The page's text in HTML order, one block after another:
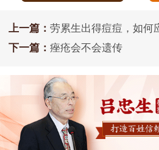
上一篇： 劳累生出得痘痘，如何
下一篇： 痤疮会不会遗传